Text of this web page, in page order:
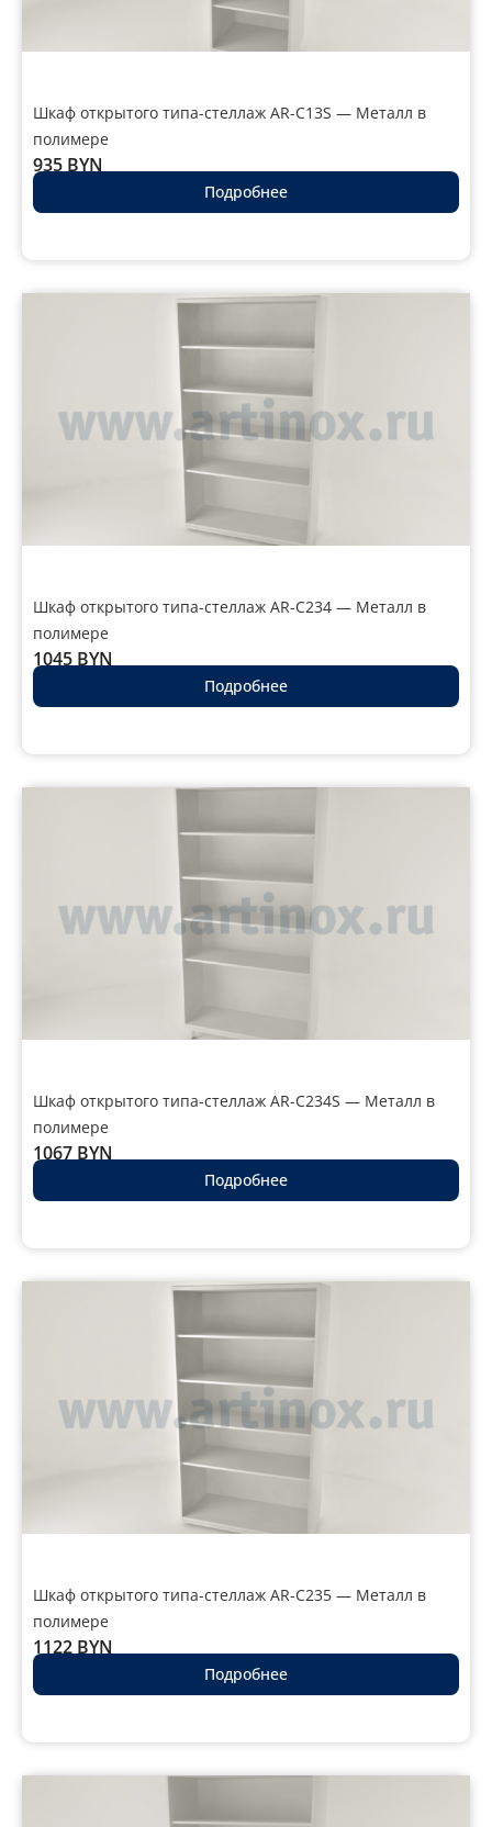
Шкаф открытого типа-стеллаж AR-C13S — Металл в
полимере
935 BYN
Подробнее
Шкаф открытого типа-стеллаж AR-C234 — Металл в
полимере
1045 BYN
Подробнее
Шкаф открытого типа-стеллаж AR-C234S — Металл в
полимере
1067 BYN
Подробнее
Шкаф открытого типа-стеллаж AR-C235 — Металл в
полимере
1122 BYN
Подробнее